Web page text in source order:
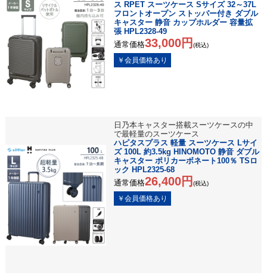
ス RPET スーツケース Sサイズ 32～37L
フロントオープン ストッパー付き ダブル
キャスター 静音 カップホルダー 容量拡
張 HPL2328-49
通常価格33,000円 (税込)
日乃本キャスター搭載スーツケースの中
で最軽量のスーツケース
ハピタスプラス 軽量 スーツケース Lサイ
ズ 100L 約3.5kg HINOMOTO 静音 ダブル
キャスター ポリカーボネート100％ TSロ
ック HPL2325-68
通常価格26,400円 (税込)